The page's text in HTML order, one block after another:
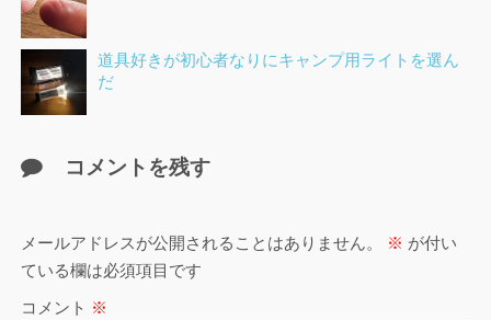
道具好きが初心者なりにキャンプ用ライトを選ん
だ
コメントを残す
メールアドレスが公開されることはありません。 ※ が付い
ている欄は必須項目です
コメント ※